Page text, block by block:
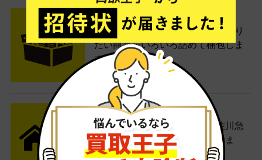
STEP1 お申込み・梱包
ネットでお申込みしたら、箱に売り
たい商品をいろいろ詰めて梱包しま
す。
STEP2 発送
送料無料でご自宅から発送！佐川急
便がご自宅まで引き取りに伺いま
す。